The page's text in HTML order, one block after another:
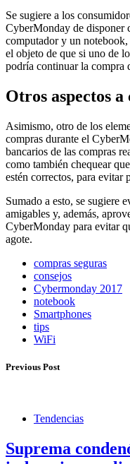
Se sugiere a los
CyberMonday de disponer
computador y un
el objeto de que si uno de
podría continuar la compra
Otros aspectos
Asimismo, otro de los
compras durante el
bancarios de las compras
como también chequear
estén correctos, para evitar
Sumado a esto, se sugiere
amigables y, además,
CyberMonday para evitar
agote.
compras seguras
consejos
Cybermonday 2017
notebook
Smartphones
tips
WiFi
Previous Post
Tendencias
Suprema